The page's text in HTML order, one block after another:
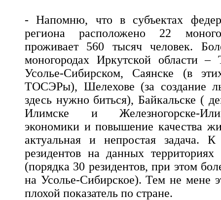
- Напомню, что в субъектах
региона расположено 22
проживает 560 тысяч человек.
моногородах Иркутской области –
Усолье-Сибирском, Саянске (в
ТОСЭРы), Шелехове (за создание
здесь нужно биться), Байкальске (
Илимске и Железногорске-
экономики и повышение качества
актуальная и непростая задача.
резидентов на данных
(порядка 30 резидентов, при этом
на Усолье-Сибирское). Тем не мене
плохой показатель по стране.